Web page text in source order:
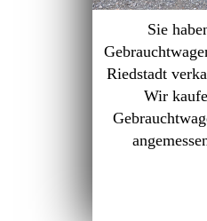
Sie
Riedstadt
Wir